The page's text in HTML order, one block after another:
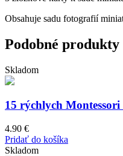
Obsahuje sadu fotografií
Podobné produkty
Skladom
15 rýchlych
4.90 €
Pridať do košíka
Skladom